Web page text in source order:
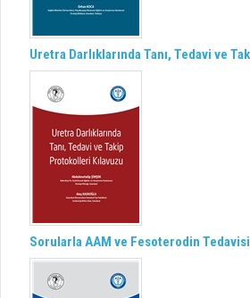
Uretra Darlıklarında Tanı, Tedavi ve
Sorularla AAM ve Fesoterodin